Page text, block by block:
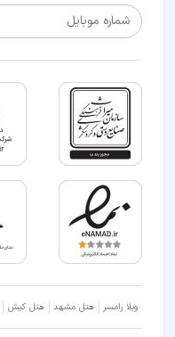
شماره موبایل
ویلا رامسر هتل مشهد هتل کیش